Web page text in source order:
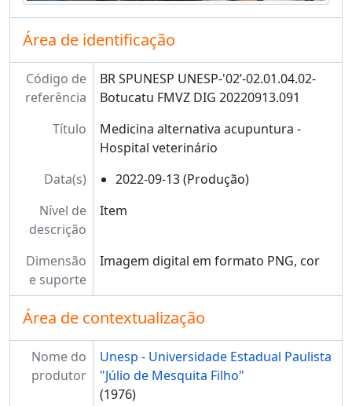
Área de identificação
Código de
referência
BR SPUNESP UNESP-'02’-02.01.04.02-
Botucatu FMVZ DIG 20220913.091
Título
Medicina alternativa acupuntura -
Hospital veterinário
Data(s)
2022-09-13 (Produção)
Nível de
descrição
Item
Dimensão
e suporte
Imagem digital em formato PNG, cor
Área de contextualização
Nome do
produtor
Unesp - Universidade Estadual Paulista
"Júlio de Mesquita Filho"
(1976)